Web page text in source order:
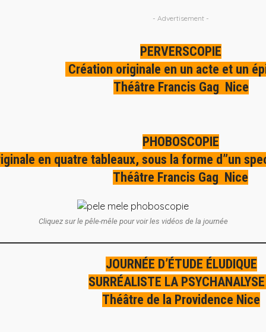
- Advertisement -
PERVERSCOPIE
Création originale en un acte et un
Théâtre Francis Gag Nice
PHOBOSCOPIE
en quatre tableaux, sous la forme d”un
Théâtre Francis Gag Nice
Cliquez sur le pêle-mêle pour voir les vidéos de la journée
JOURNÉE D’ÉTUDE ÉLUDIQUE
SURRÉALISTE LA
Théâtre de la Providence Nice